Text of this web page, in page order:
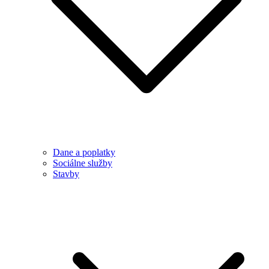
Dane a poplatky
Sociálne služby
Stavby